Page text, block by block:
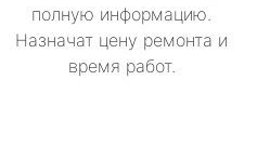
полную информацию.
Назначат цену ремонта и
время работ.